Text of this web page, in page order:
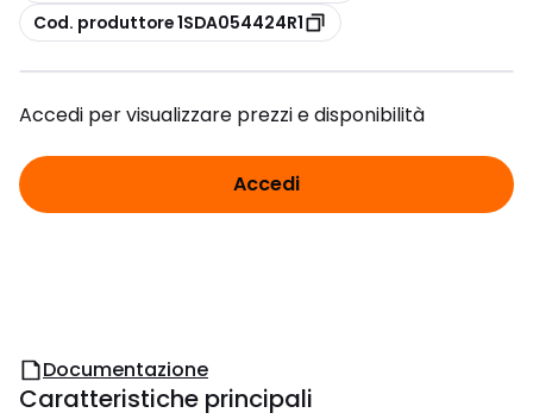
copia
Cod. produttore 1SDA054424R1
Accedi per visualizzare prezzi e disponibilità
Accedi
Documentazione
Caratteristiche principali